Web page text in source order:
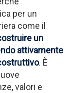
per un
come il
un
attivamente
. È
valori e